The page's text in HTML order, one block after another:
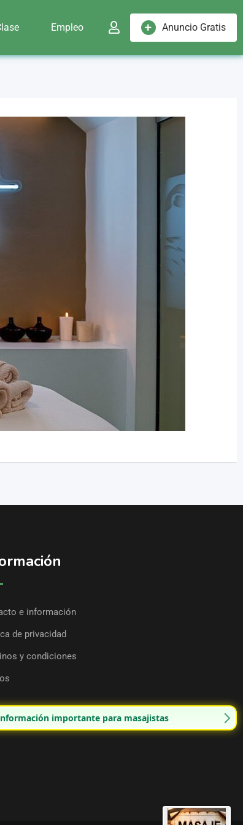
Anuncio Gratis
Empleo
e información
de privacidad
y condiciones
importante para masajistas